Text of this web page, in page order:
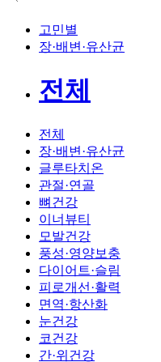
고민별
장·배변·유산균
전체
전체
장·배변·유산균
글루타치온
관절·연골
뼈건강
이너뷰티
모발건강
풍성·영양보충
다이어트·슬림
피로개선·활력
면역·항산화
눈건강
코건강
간·위건강